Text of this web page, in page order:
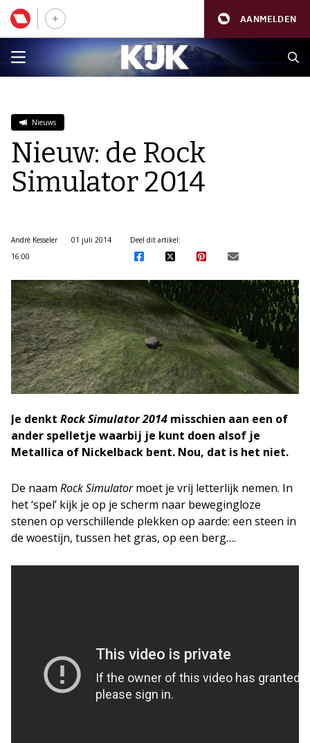
AANMELDEN
Nieuws
Nieuw: de Rock
Simulator 2014
André Kesseler
01 juli 2014
16:00
Deel dit artikel:
Je denkt Rock Simulator 2014 misschien aan een of
ander spelletje waarbij je kunt doen alsof je
Metallica of Nickelback bent. Nou, dat is het niet.
De naam Rock Simulatormoet je vrij letterlijk nemen. In
het ‘spel’ kijk je op je scherm naar bewegingloze
stenen op verschillende plekken op aarde: een steen in
de woestijn, tussen het gras, op een berg….